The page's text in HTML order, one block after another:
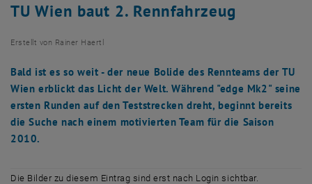
Übersicht
TU Wien baut 2. Rennfahrzeug
Erstellt von Rainer Haertl
Bald ist es so weit - der neue Bolide des Rennteams der TU
Wien erblickt das Licht der Welt. Während "edge Mk2" seine
ersten Runden auf den Teststrecken dreht, beginnt bereits
die Suche nach einem motivierten Team für die Saison
2010.
Die Bilder zu diesem Eintrag sind erst nach Login sichtbar.